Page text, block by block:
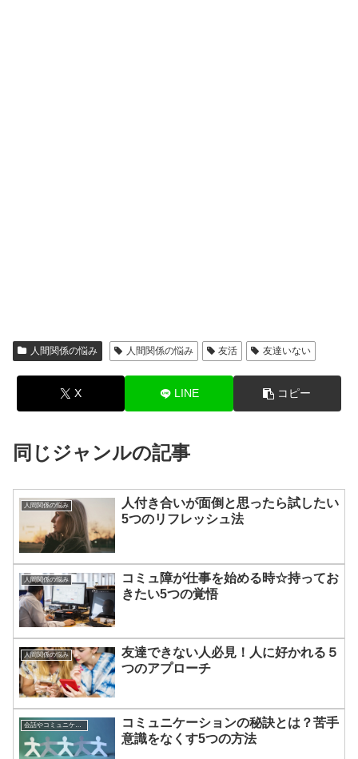
人間関係の悩み 人間関係の悩み 友活 友達いない
X LINE コピー
同じジャンルの記事
人間関係の悩み
人付き合いが面倒と思ったら試したい
5つのリフレッシュ法
人間関係の悩み
コミュ障が仕事を始める時☆持ってお
きたい5つの覚悟
人間関係の悩み
友達できない人必見！人に好かれる５
つのアプローチ
コミュニケーションの秘訣とは？苦手
意識をなくす5つの方法